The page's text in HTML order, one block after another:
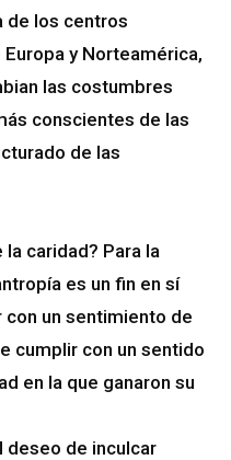
de los centros
y Norteamérica,
las costumbres
conscientes de las
de las
caridad? Para la
es un fin en sí
un sentimiento de
cumplir con un sentido
en la que ganaron su
deseo de inculcar